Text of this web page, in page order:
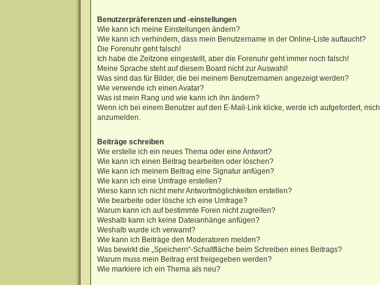
Benutzerpräferenzen und -einstellungen
Wie kann ich meine Einstellungen ändern?
Wie kann ich verhindern, dass mein Benutzername in der Online-Liste auftaucht?
Die Forenuhr geht falsch!
Ich habe die Zeitzone eingestellt, aber die Forenuhr geht immer noch falsch!
Meine Sprache steht auf diesem Board nicht zur Auswahl!
Was sind das für Bilder, die bei meinem Benutzernamen angezeigt werden?
Wie verwende ich einen Avatar?
Was ist mein Rang und wie kann ich ihn ändern?
Wenn ich bei einem Benutzer auf den E-Mail-Link klicke, werde ich aufgefordert, mich
anzumelden.
Beiträge schreiben
Wie erstelle ich ein neues Thema oder eine Antwort?
Wie kann ich einen Beitrag bearbeiten oder löschen?
Wie kann ich meinem Beitrag eine Signatur anfügen?
Wie kann ich eine Umfrage erstellen?
Wieso kann ich nicht mehr Antwortmöglichkeiten erstellen?
Wie bearbeite oder lösche ich eine Umfrage?
Warum kann ich auf bestimmte Foren nicht zugreifen?
Weshalb kann ich keine Dateianhänge anfügen?
Weshalb wurde ich verwarnt?
Wie kann ich Beiträge den Moderatoren melden?
Was bewirkt die „Speichern“-Schaltfläche beim Schreiben eines Beitrags?
Warum muss mein Beitrag erst freigegeben werden?
Wie markiere ich ein Thema als neu?